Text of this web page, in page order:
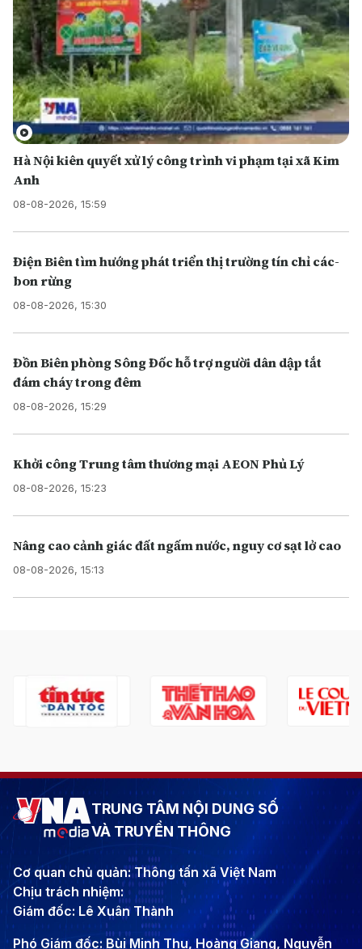
Hà Nội kiên quyết xử lý công trình vi phạm tại xã Kim
Anh
08-08-2026, 15:59
Điện Biên tìm hướng phát triển thị trường tín chỉ các-
bon rừng
08-08-2026, 15:30
Đồn Biên phòng Sông Đốc hỗ trợ người dân dập tắt
đám cháy trong đêm
08-08-2026, 15:29
Khởi công Trung tâm thương mại AEON Phủ Lý
08-08-2026, 15:23
Nâng cao cảnh giác đất ngấm nước, nguy cơ sạt lở cao
08-08-2026, 15:13
TRUNG TÂM NỘI DUNG SỐ
VÀ TRUYỀN THÔNG
Cơ quan chủ quản: Thông tấn xã Việt Nam
Chịu trách nhiệm:
Giám đốc: Lê Xuân Thành
Phó Giám đốc: Bùi Minh Thu, Hoàng Giang, Nguyễn